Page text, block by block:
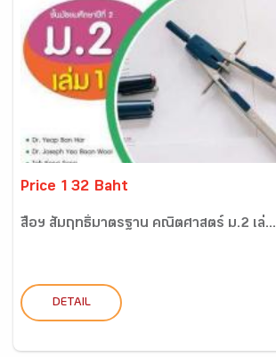
Price 132 Baht
สื่อฯ สัมฤทธิ์มาตรฐาน คณิตศาสตร์ ม.2 เล่...
DETAIL